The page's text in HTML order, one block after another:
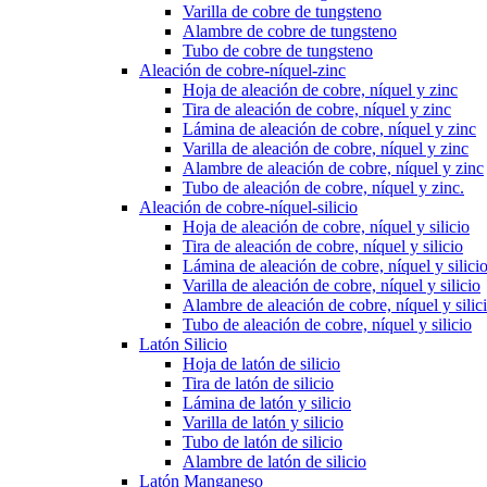
Varilla de cobre de tungsteno
Alambre de cobre de tungsteno
Tubo de cobre de tungsteno
Aleación de cobre-níquel-zinc
Hoja de aleación de cobre, níquel y zinc
Tira de aleación de cobre, níquel y zinc
Lámina de aleación de cobre, níquel y zinc
Varilla de aleación de cobre, níquel y zinc
Alambre de aleación de cobre, níquel y zinc
Tubo de aleación de cobre, níquel y zinc.
Aleación de cobre-níquel-silicio
Hoja de aleación de cobre, níquel y silicio
Tira de aleación de cobre, níquel y silicio
Lámina de aleación de cobre, níquel y silicio
Varilla de aleación de cobre, níquel y silicio
Alambre de aleación de cobre, níquel y
Tubo de aleación de cobre, níquel y silicio
Latón Silicio
Hoja de latón de silicio
Tira de latón de silicio
Lámina de latón y silicio
Varilla de latón y silicio
Tubo de latón de silicio
Alambre de latón de silicio
Latón Manganeso